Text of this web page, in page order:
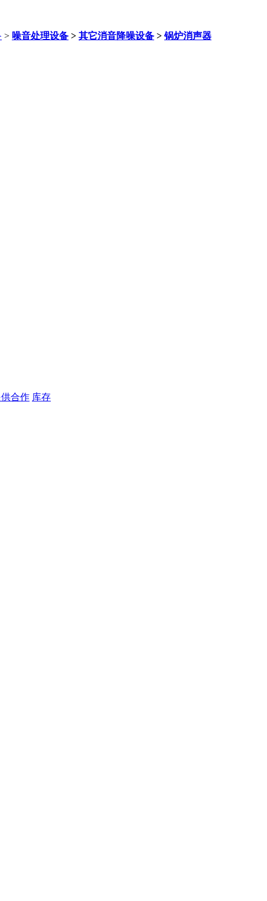
> 噪音处理设备 > 其它消音降噪设备 >锅炉消声器
合作 库存